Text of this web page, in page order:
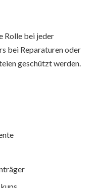
Rolle bei jeder
bei Reparaturen oder
geschützt werden.